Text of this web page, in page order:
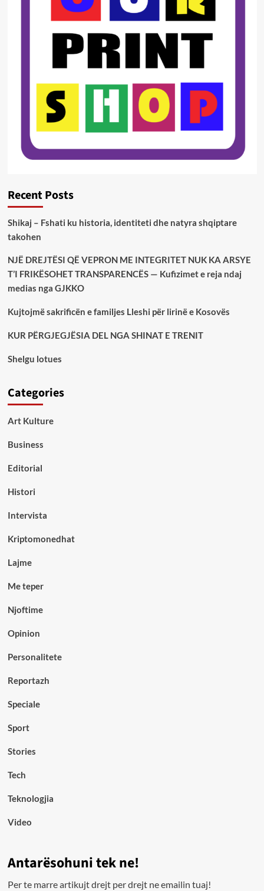
Recent Posts
Shikaj – Fshati ku historia, identiteti dhe natyra shqiptare
takohen
NJË DREJTËSI QË VEPRON ME INTEGRITET NUK KA ARSYE
T’I FRIKËSOHET TRANSPARENCËS — Kufizimet e reja ndaj
medias nga GJKKO
Kujtojmë sakrificën e familjes Lleshi për lirinë e Kosovës
KUR PËRGJEGJËSIA DEL NGA SHINAT E TRENIT
Shelgu lotues
Categories
Art Kulture
Business
Editorial
Histori
Intervista
Kriptomonedhat
Lajme
Me teper
Njoftime
Opinion
Personalitete
Reportazh
Speciale
Sport
Stories
Tech
Teknologjia
Video
Antarësohuni tek ne!
Per te marre artikujt drejt per drejt ne emailin tuaj!